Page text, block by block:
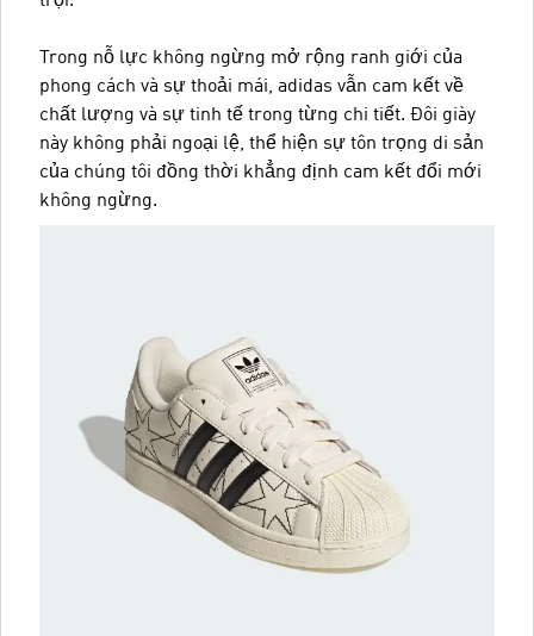
Trong nỗ lực không ngừng mở rộng ranh giới của
phong cách và sự thoải mái, adidas vẫn cam kết về
chất lượng và sự tinh tế trong từng chi tiết. Đôi giày
này không phải ngoại lệ, thể hiện sự tôn trọng di sản
của chúng tôi đồng thời khẳng định cam kết đổi mới
không ngừng.